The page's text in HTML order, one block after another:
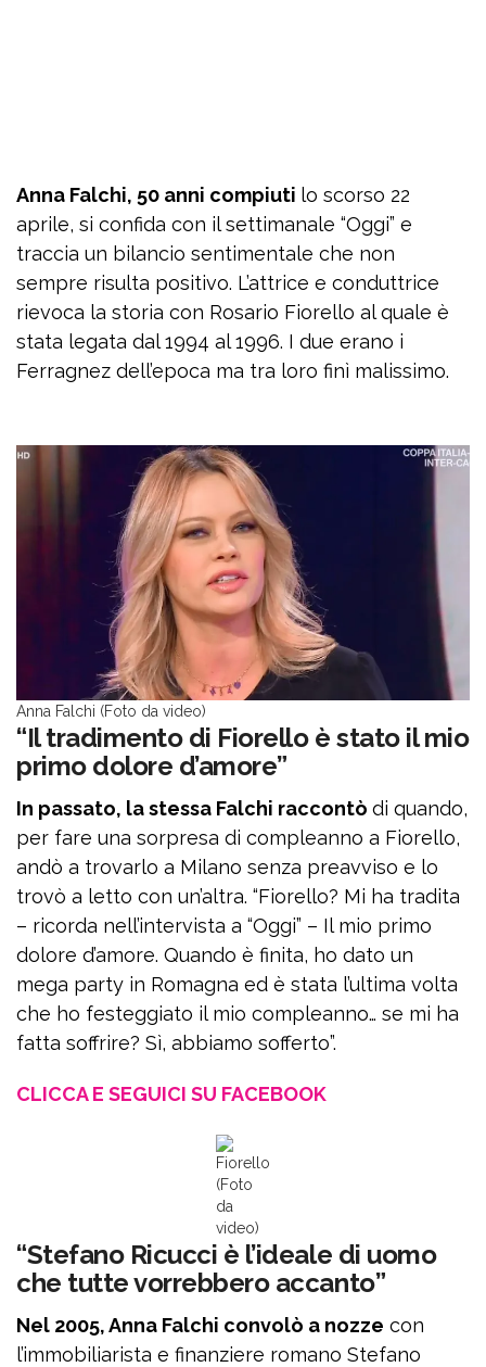
Anna Falchi, 50 anni compiuti lo scorso 22
aprile, si confida con il settimanale “Oggi” e
traccia un bilancio sentimentale che non
sempre risulta positivo. L’attrice e conduttrice
rievoca la storia con Rosario Fiorello al quale è
stata legata dal 1994 al 1996. I due erano i
Ferragnez dell’epoca ma tra loro finì malissimo.
Anna Falchi (Foto da video)
“Il tradimento di Fiorello è stato il mio
primo dolore d’amore”
In passato, la stessa Falchi raccontò di quando,
per fare una sorpresa di compleanno a Fiorello,
andò a trovarlo a Milano senza preavviso e lo
trovò a letto con un’altra. “Fiorello? Mi ha tradita
– ricorda nell’intervista a “Oggi” – Il mio primo
dolore d’amore. Quando è finita, ho dato un
mega party in Romagna ed è stata l’ultima volta
che ho festeggiato il mio compleanno… se mi ha
fatta soffrire? Sì, abbiamo sofferto”.
CLICCA E SEGUICI SU FACEBOOK
Fiorello
(Foto
da
video)
“Stefano Ricucci è l’ideale di uomo
che tutte vorrebbero accanto”
Nel 2005, Anna Falchi convolò a nozze con
l’immobiliarista e finanziere romano Stefano